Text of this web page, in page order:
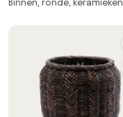
keramiek, diameter 14 cm,
Binnen, ronde, keramieken